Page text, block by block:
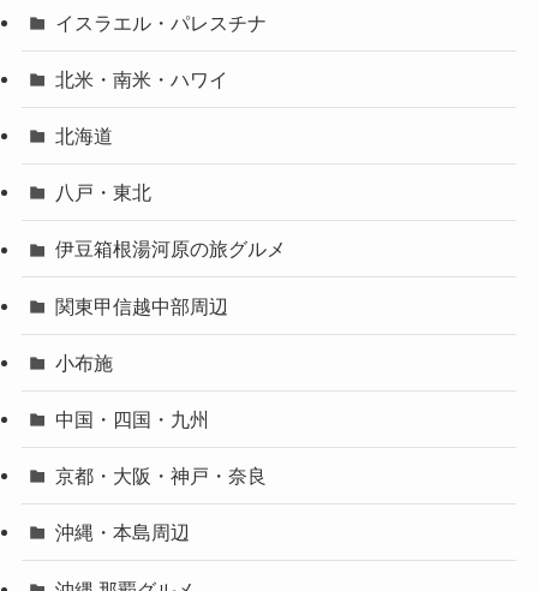
イスラエル・パレスチナ
北米・南米・ハワイ
北海道
八戸・東北
伊豆箱根湯河原の旅グルメ
関東甲信越中部周辺
小布施
中国・四国・九州
京都・大阪・神戸・奈良
沖縄・本島周辺